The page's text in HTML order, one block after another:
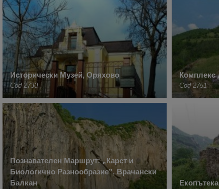
Исторически Музей, Оряхово
Cod 2730 Cod 2751
Познавателен Маршрут: „Карст и
Биологично Разнообразие”, Врачански
Балкан